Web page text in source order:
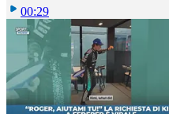
00:29